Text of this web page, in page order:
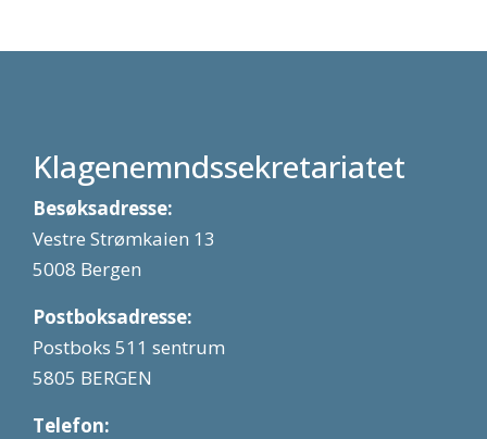
Klagenemndssekretariatet
Besøksadresse:
Vestre Strømkaien 13
5008 Bergen
Postboksadresse:
Postboks 511 sentrum
5805 BERGEN
Telefon: